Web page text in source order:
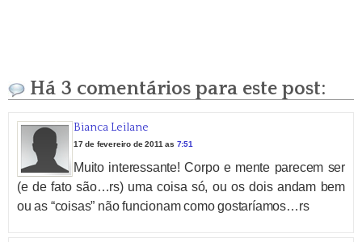
Há 3 comentários para este post:
Bianca Leilane
17 de fevereiro de 2011 as 7:51
Muito interessante! Corpo e mente parecem ser
(e de fato são…rs) uma coisa só, ou os dois andam bem
ou as “coisas” não funcionam como gostaríamos…rs